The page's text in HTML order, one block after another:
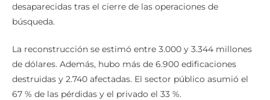
desaparecidas tras el cierre de las operaciones de
búsqueda.
La reconstrucción se estimó entre 3.000 y 3.344 millones
de dólares. Además, hubo más de 6.900 edificaciones
destruidas y 2.740 afectadas. El sector público asumió el
67 % de las pérdidas y el privado el 33 %.